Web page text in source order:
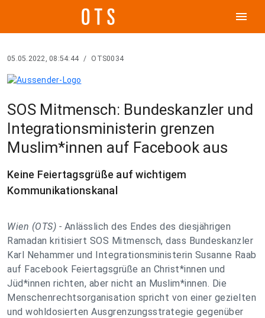
menu
05.05.2022, 08:54:44 / OTS0034
SOS Mitmensch: Bundeskanzler und
Integrationsministerin grenzen
Muslim*innen auf Facebook aus
Keine Feiertagsgrüße auf wichtigem
Kommunikationskanal
Wien (OTS) - Anlässlich des Endes des diesjährigen
Ramadan kritisiert SOS Mitmensch, dass Bundeskanzler
Karl Nehammer und Integrationsministerin Susanne Raab
auf Facebook Feiertagsgrüße an Christ*innen und
Jüd*innen richten, aber nicht an Muslim*innen. Die
Menschenrechtsorganisation spricht von einer gezielten
und wohldosierten Ausgrenzungsstrategie gegenüber